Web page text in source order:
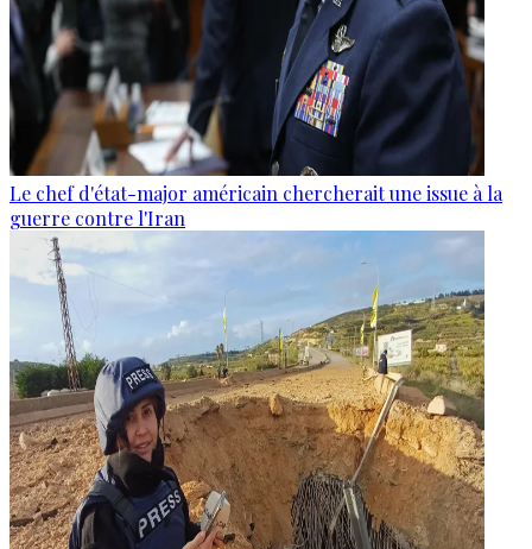
Le chef d'état-major américain chercherait une issue à la
guerre contre l'Iran